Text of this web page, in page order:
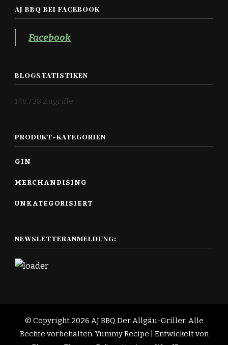
AJ BBQ BEI FACEBOOK
Facebook
BLOGSTATISTIKEN
148.738 Zugriffe
PRODUKT-KATEGORIEN
GIN
MERCHANDISING
UNKATEGORISIERT
NEWSLETTERANMELDUNG:
© Copyright 2026 AJ BBQ Der Allgäu-Griller. Alle
Rechte vorbehalten.Yummy Recipe | Entwickelt von